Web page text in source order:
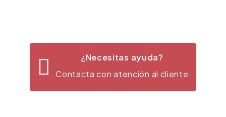
¿Necesitas ayuda?
Contacta con atención al cliente